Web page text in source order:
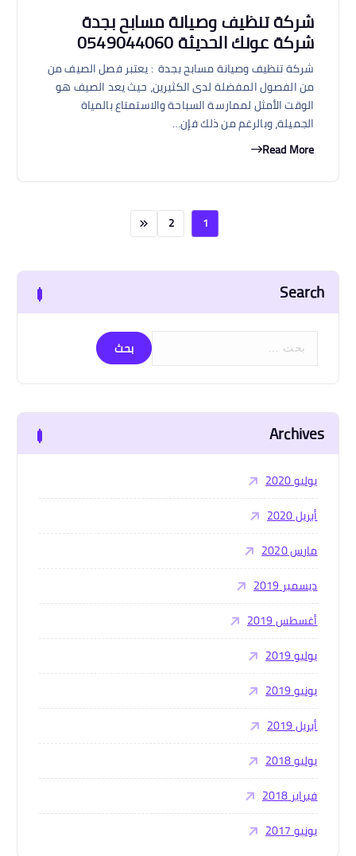
شركة تنظيف وصيانة مسابح بجدة
شركة عونك الحديثة 0549044060
شركة تنظيف وصيانة مسابح بجدة : يعتبر فصل الصيف من
من الفصول المفضلة لدى الكثيرين، حيث يعد الصيف هو
الوقت الأمثل لممارسة السباحة والاستمتاع بالمياة
الجميلة، وبالرغم من ذلك فإن…
Read More
1
2
Search
ث
ع
Archives
يوليو 2020
أبريل 2020
مارس 2020
ديسمبر 2019
أغسطس 2019
يوليو 2019
يونيو 2019
أبريل 2019
يوليو 2018
فبراير 2018
يونيو 2017